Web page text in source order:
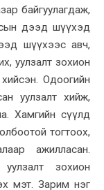
байгуулагдаж,
дээд шүүхэд
шүүхээс авч,
уулзалт зохион
Одоогийн
уулзалт хийж,
Хамгийн сүүлд
тогтоох,
ажилласан.
зохион
мэт. Зарим нэг